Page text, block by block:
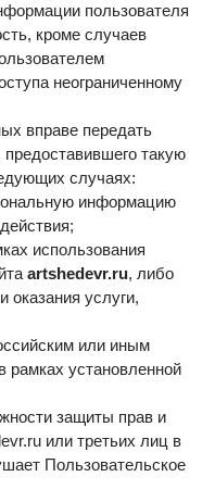
пользователя
кроме случаев
неограниченному
вправе передать
такую
случаях:
информацию
использования
artshedevr.ru, либо
оказания услуги,
или иным
рамках установленной
защиты прав и
или третьих лиц в
Пользовательское